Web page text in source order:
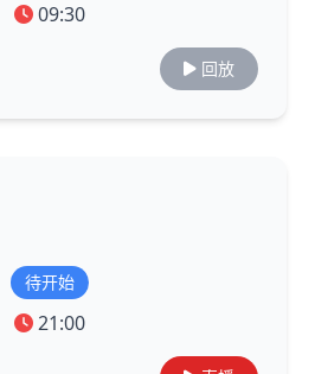
09:30
回放
待开始
21:00